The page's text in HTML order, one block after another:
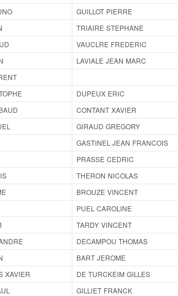
GUILLOT PIERRE
TRIAIRE STEPHANE
VAUCLRE FREDERIC
LAVIALE JEAN MARC
DUPEUX ERIC
CONTANT XAVIER
GIRAUD GREGORY
GASTINEL JEAN FRANCOIS
PRASSE CEDRIC
THERON NICOLAS
BROUZE VINCENT
PUEL CAROLINE
TARDY VINCENT
DECAMPOU THOMAS
BART JEROME
XAVIER DE TURCKEIM GILLES
GILLIET FRANCK